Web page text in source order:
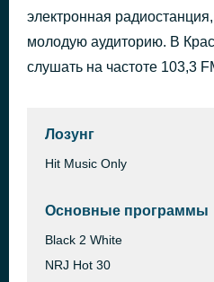
электронная
молодую аудиторию. В
слушать на частоте 103,3
Лозунг
Hit Music Only
Основные программы
Black 2 White
NRJ Hot 30